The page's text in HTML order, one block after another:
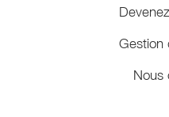
Gestion
Nous